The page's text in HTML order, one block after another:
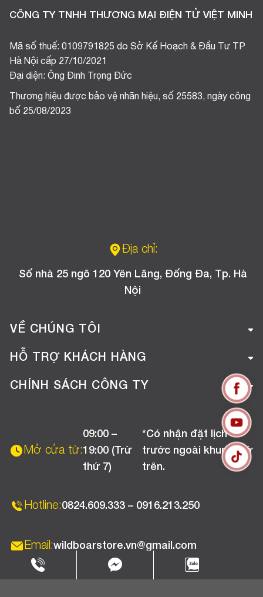
CÔNG TY TNHH THƯƠNG MẠI ĐIỆN TỬ VIỆT MINH
Mã số thuế: 0109791825 do Sở Kế Hoạch & Đầu Tư TP
Hà Nội cấp 27/10/2021
Đại diện: Ông Đinh Trọng Đức
Thương hiệu được bảo vệ nhãn hiệu, số 25583, ngày công
bố 25/08/2023
Địa chỉ:
Số nhà 25 ngõ 120 Yên Lãng, Đống Đa, Tp. Hà
Nội
VỀ CHÚNG TÔI
Giới thiệu công ty
Tuyển dụng
HỖ TRỢ KHÁCH HÀNG
Hướng dẫn mua hàng online
Chương trình khuyến mãi
CHÍNH SÁCH CÔNG TY
Chính sách bảo hành
Mở cửa từ:
09:00 –
19:00 (Trừ
thứ 7)
*Có nhận đặt lịch
trước ngoài khung giờ
trên.
Hotline:0824.609.333 – 0916.213.250
Email:wildboarstore.vn@gmail.com